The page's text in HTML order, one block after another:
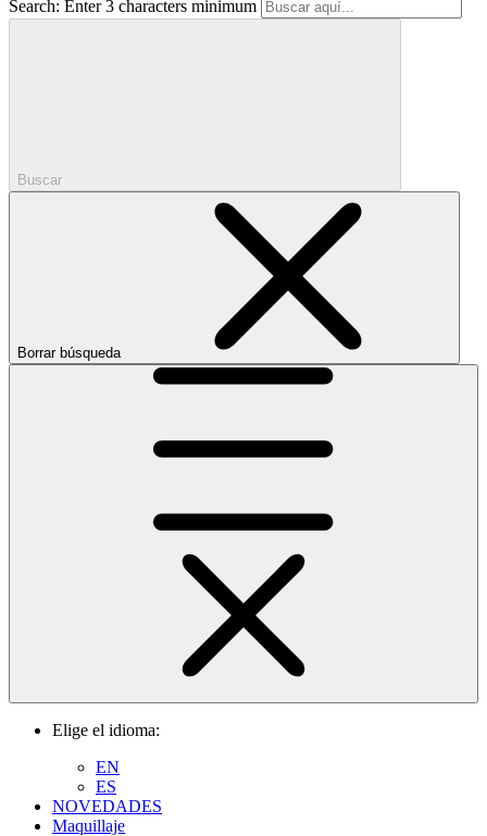
Search: Enter 3 characters minimum
Buscar
Borrar búsqueda
Elige el idioma:
EN
ES
NOVEDADES
Maquillaje